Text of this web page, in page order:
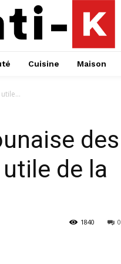
Cuisine Maison
des
de la
0
1840